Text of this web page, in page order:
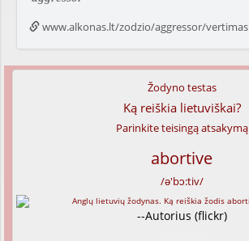
www.alkonas.lt/zodzio/aggressor/vertimas
Žodyno testas
Ką reiškia lietuviškai?
Parinkite teisingą atsakymą
abortive
/ə'bɔ:tiv/
--Autorius (flickr)